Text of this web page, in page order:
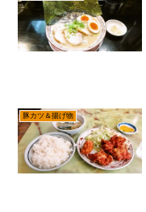
豚カツ＆揚げ物